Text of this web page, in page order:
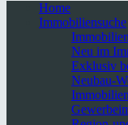
Home
Immobiliensuche
Neu im
Exklusiv
Neubau-